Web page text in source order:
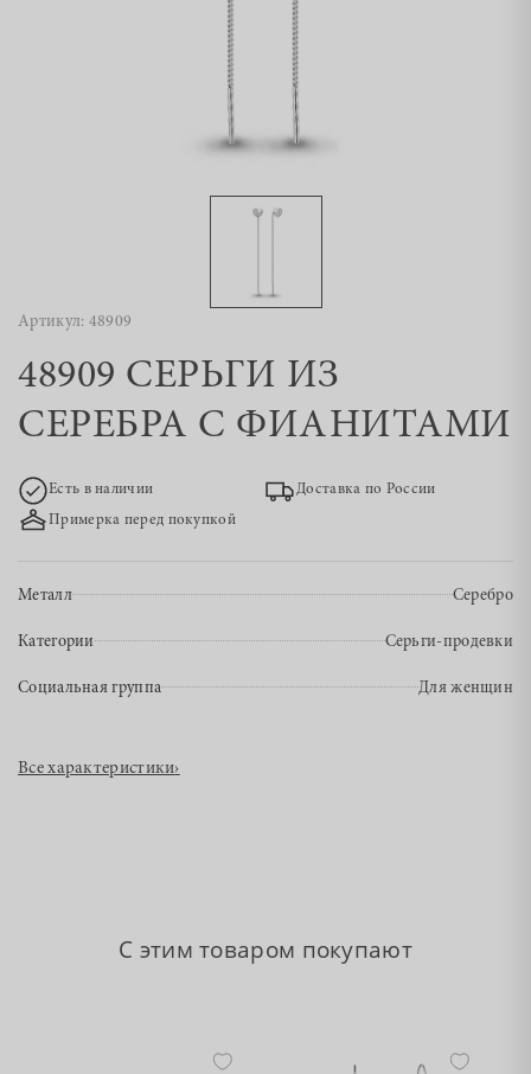
Артикул: 48909
48909 СЕРЬГИ ИЗ
СЕРЕБРА С ФИАНИТАМИ
Есть в наличии
Доставка по России
Примерка перед покупкой
Металл Серебро
Категории Серьги-продевки
Социальная группа Для женщин
Все характеристики›
С этим товаром покупают